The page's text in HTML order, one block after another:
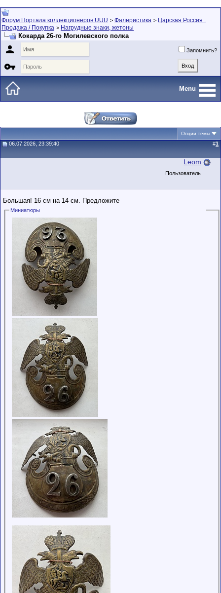
Форум Портала коллекционеров UUU > Фалеристика > Царская Россия :
Продажа / Покупка > Нагрудные знаки, жетоны
Кокарда 26-го Могилевского полка
 Запомнить?

Menu
Опции темы
06.07.2026, 23:39:40 #1
Leom
Пользователь
Большая! 16 см на 14 см. Предложите
Миниатюры